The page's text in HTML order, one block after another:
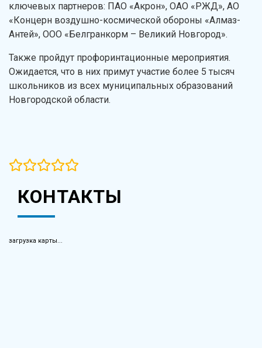
ключевых партнеров: ПАО «Акрон», ОАО «РЖД», АО
«Концерн воздушно-космической обороны «Алмаз-
Антей», ООО «Белгранкорм – Великий Новгород».
Также пройдут профоринтационные мероприятия.
Ожидается, что в них примут участие более 5 тысяч
школьников из всех муниципальных образований
Новгородской области.
КОНТАКТЫ
загрузка карты...